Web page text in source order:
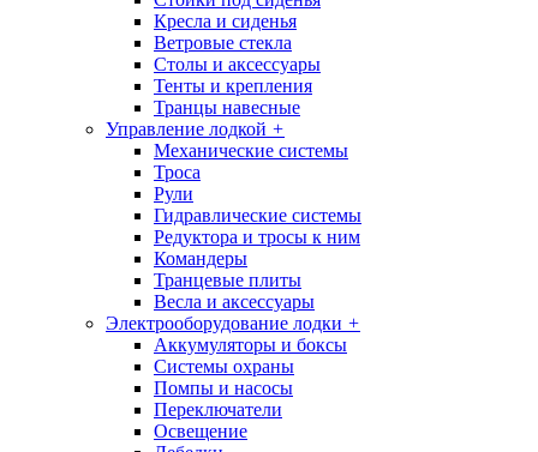
Кресла и сиденья
Ветровые стекла
Столы и аксессуары
Тенты и крепления
Транцы навесные
Управление лодкой +
Механические системы
Троса
Рули
Гидравлические системы
Редуктора и тросы к ним
Командеры
Транцевые плиты
Весла и аксессуары
Электрооборудование лодки +
Аккумуляторы и боксы
Системы охраны
Помпы и насосы
Переключатели
Освещение